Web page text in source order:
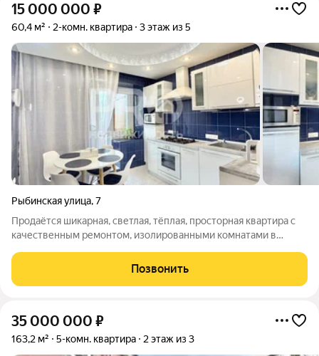
15 000 000 ₽
60,4 м² 2-комн. квартира 3 этаж из 5
Рыбинская улица,7
Продаётся шикарная, светлая, тёплая, просторная квартира с
качественным ремонтом, изолированными комнатами в
расположена на 3-м этаже
Позвонить
35 000 000 ₽
163,2 м² 5-комн. квартира 2 этаж из 3